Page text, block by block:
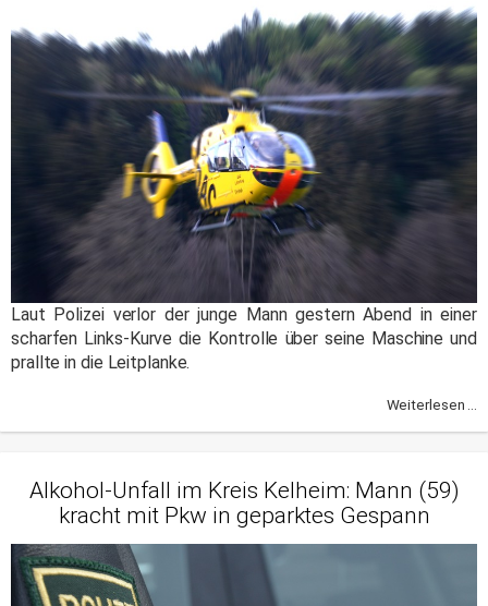
Laut Polizei verlor der junge Mann gestern Abend in einer
scharfen Links-Kurve die Kontrolle über seine Maschine und
prallte in die Leitplanke.
Weiterlesen ...
Alkohol-Unfall im Kreis Kelheim: Mann (59)
kracht mit Pkw in geparktes Gespann